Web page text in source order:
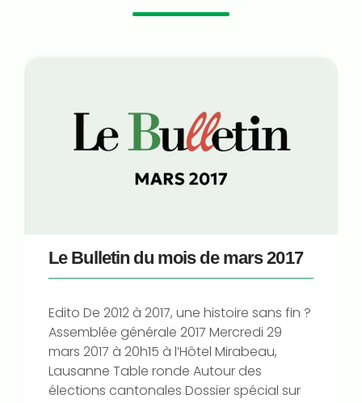
Le Bulletin du mois de mars 2017
Edito De 2012 à 2017, une histoire sans fin ?
Assemblée générale 2017 Mercredi 29
mars 2017 à 20h15 à l’Hôtel Mirabeau,
Lausanne Table ronde Autour des
élections cantonales Dossier spécial sur